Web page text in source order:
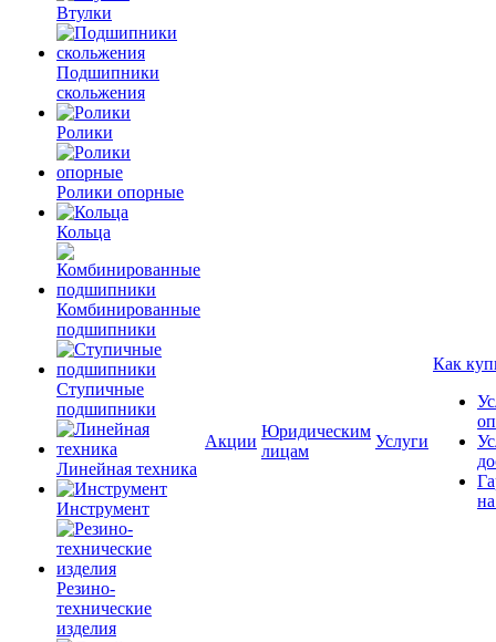
Втулки
Подшипники
скольжения
Ролики
Ролики опорные
Кольца
Комбинированные
подшипники
Ступичные
подшипники
Линейная техника
Инструмент
Резино-
технические
изделия
Акции
Юридическим
лицам
Услуги
Как